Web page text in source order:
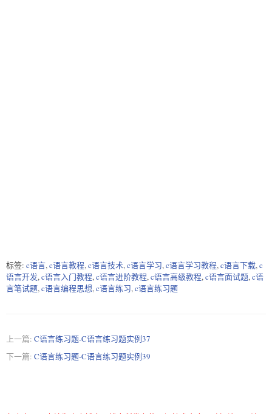
标签: c语言, c语言教程, c语言技术, c语言学习, c语言学习教程, c语言下载, c
语言开发, c语言入门教程, c语言进阶教程, c语言高级教程, c语言面试题, c语
言笔试题, c语言编程思想, c语言练习, c语言练习题
上一篇: C语言练习题-C语言练习题实例37
下一篇: C语言练习题-C语言练习题实例39